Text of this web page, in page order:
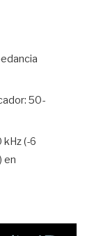
50-
(-6
en